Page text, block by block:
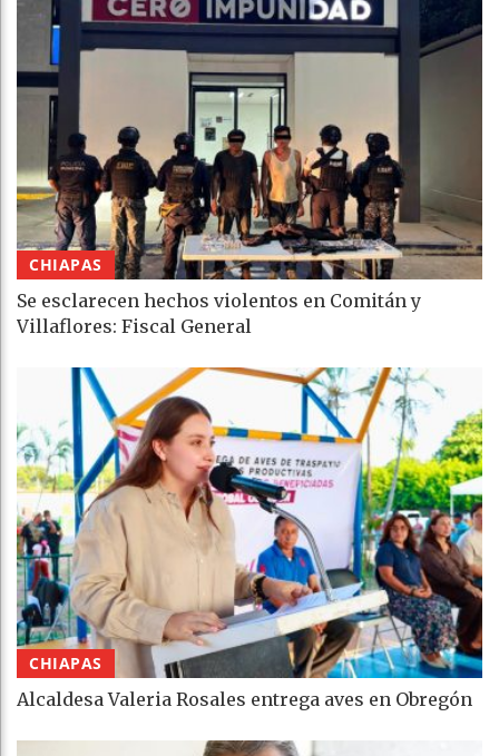
CHIAPAS
Se esclarecen hechos violentos en Comitán y
Villaflores: Fiscal General
CHIAPAS
Alcaldesa Valeria Rosales entrega aves en Obregón